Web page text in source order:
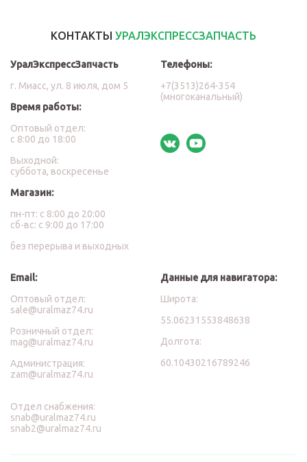
КОНТАКТЫ УРАЛЭКСПРЕССЗАПЧАСТЬ
УралЭкспрессЗапчасть
г. Миасс, ул. 8 июля, дом 5
Время работы:
Оптовый отдел:
с 8:00 до 18:00
Выходной:
суббота, воскресенье
Магазин:
пн-пт: с 8:00 до 20:00
сб-вс: с 9:00 до 17:00
без перерыва и выходных
Телефоны:
+7(3513)264-354
(многоканальный)
Email:
Оптовый отдел:
sale@uralmaz74.ru
Розничный отдел:
mag@uralmaz74.ru
Администрация:
zam@uralmaz74.ru
Отдел снабжения:
snab@uralmaz74.ru
snab2@uralmaz74.ru
Данные для навигатора:
Широта:
55.06231553848638
Долгота:
60.10430216789246